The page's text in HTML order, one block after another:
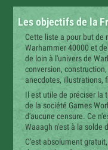
Les objectifs de la
Cette liste a pour but de
Warhammer 40000 et
de loin à l'univers de
conversion,
anecdotes, illustrations,
Il est utile de préciser la
de la société Games
d'aucune censure. Ce
Waaagh n'est à la solde
C'est absolument